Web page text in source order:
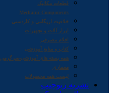
قطعات مکانیک
Mechanic Components
خلاقیت اریگامی و کاردستی
ابزار آلات و تجهیزات
اقلام مصرفی
کتاب و منابع آموزشی
همه بسته های آموزشی-سرگرمی
معماری
لیست همه محصولات
نشریه ربوچیپ